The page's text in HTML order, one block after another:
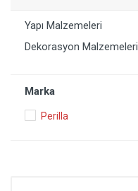
Yapı Malzemeleri
Dekorasyon Malzemeleri
Marka
Perilla